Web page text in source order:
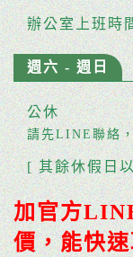
辦公室上班時
週六 - 週日
公休
請先LINE聯絡
[ 其餘休假日
加官方
價，能快